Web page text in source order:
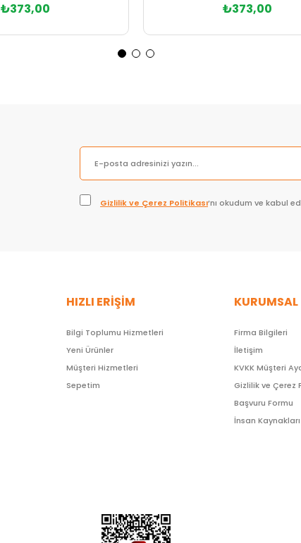
₺373,00 ₺373,00
Gizlilik ve Çerez Politikası’nı okudum ve kabul
HIZLI ERİŞİM
Bilgi Toplumu Hizmetleri
Yeni Ürünler
Müşteri Hizmetleri
Sepetim
KURUMSAL
Firma Bilgileri
İletişim
KVKK Müşteri
Gizlilik ve Çerez
Başvuru Formu
İnsan Kaynakları